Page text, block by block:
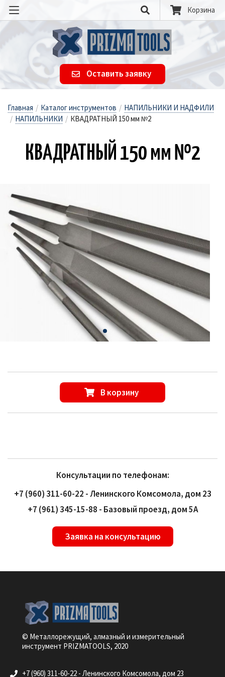
Корзина
Оставить заявку
Главная / Каталог инструментов / НАПИЛЬНИКИ И НАДФИЛИ
/ НАПИЛЬНИКИ / КВАДРАТНЫЙ 150 мм №2
КВАД­РАТНЫЙ 150 мм №2
В корзину
Консультации по телефонам:
+7 (960) 311-60-22 - Ленинского Комсомола, дом 23
+7 (961) 345-15-88 - Базовый проезд, дом 5А
Заявка на консультацию
© Металлорежущий, алмазный и измерительный
инструмент PRIZMATOOLS, 2020
+7 (960) 311-60-22 - Ленинского Комсомола, дом 23